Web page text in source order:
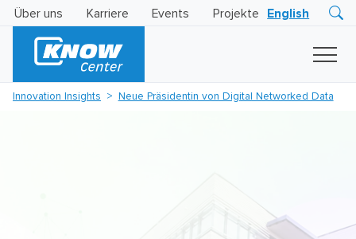
Über uns Karriere Events Projekte English
Insights
Innovation Insights Neue Präsidentin von Digital Networked Data